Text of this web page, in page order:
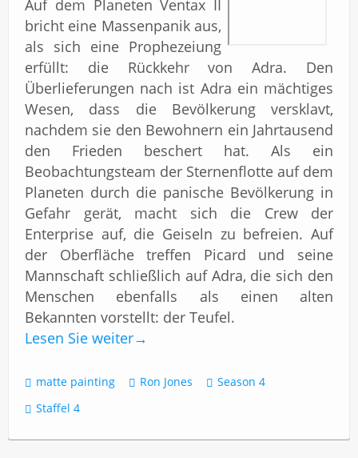
Auf dem Planeten Ventax II
bricht eine Massenpanik aus,
als sich eine Prophezeiung
erfüllt: die Rückkehr von Adra. Den
Überlieferungen nach ist Adra ein mächtiges
Wesen, dass die Bevölkerung versklavt,
nachdem sie den Bewohnern ein Jahrtausend
den Frieden beschert hat. Als ein
Beobachtungsteam der Sternenflotte auf dem
Planeten durch die panische Bevölkerung in
Gefahr gerät, macht sich die Crew der
Enterprise auf, die Geiseln zu befreien. Auf
der Oberfläche treffen Picard und seine
Mannschaft schließlich auf Adra, die sich den
Menschen ebenfalls als einen alten
Bekannten vorstellt: der Teufel.
Lesen Sie weiter→
matte painting Ron Jones
Season 4
Staffel 4